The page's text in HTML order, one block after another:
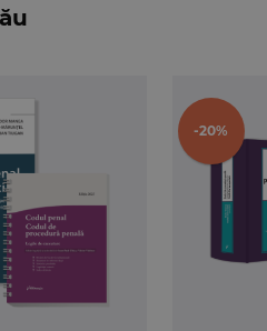
similare celor date la
le implica.
explicatiilor oferite in
rezolvarea acestora. In
practic si a capacitatii
au fost alcatuite sau
anuntului de
-20%